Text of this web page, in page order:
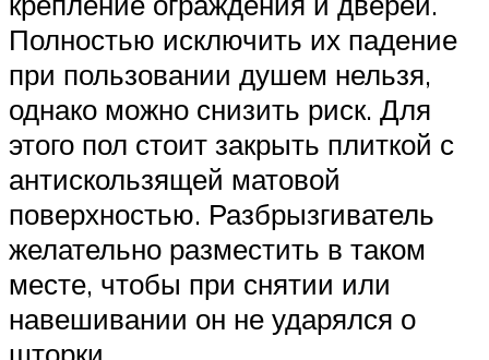
Полностью исключить их падение
при пользовании душем нельзя,
однако можно снизить риск. Для
этого пол стоит закрыть плиткой с
антискользящей матовой
поверхностью. Разбрызгиватель
желательно разместить в таком
месте, чтобы при снятии или
навешивании он не ударялся о